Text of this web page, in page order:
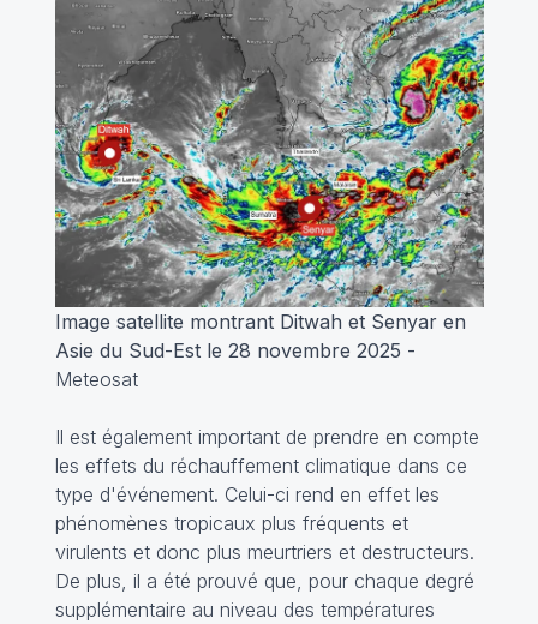
Image satellite montrant Ditwah et Senyar en
Asie du Sud-Est le 28 novembre 2025 -
Meteosat
Il est également important de prendre en compte
les effets du réchauffement climatique dans ce
type d'événement. Celui-ci rend en effet les
phénomènes tropicaux plus fréquents et
virulents et donc plus meurtriers et destructeurs.
De plus, il a été prouvé que, pour chaque degré
supplémentaire au niveau des températures